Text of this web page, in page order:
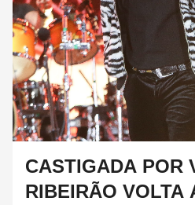
CASTIGADA POR
RIBEIRÃO VOLTA